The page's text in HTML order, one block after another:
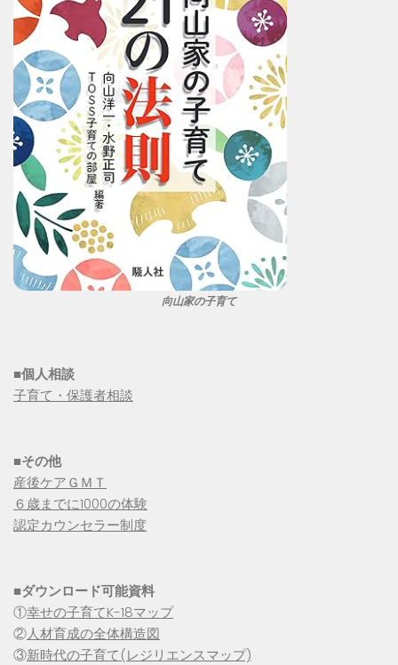
向山家の子育て
■個人相談
子育て・保護者相談
■その他
産後ケアＧＭＴ
６歳までに1000の体験
認定カウンセラー制度
■ダウンロード可能資料
①幸せの子育てK-18マップ
②人材育成の全体構造図
③新時代の子育て(レジリエンスマップ)